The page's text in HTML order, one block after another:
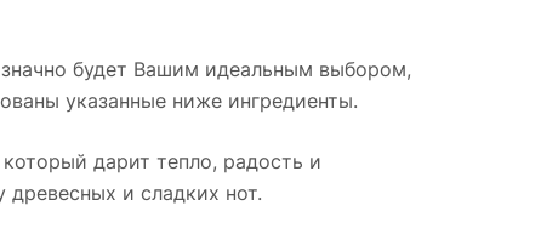
будет Вашим идеальным выбором,
указанные ниже ингредиенты.
дарит тепло, радость и
и сладких нот.